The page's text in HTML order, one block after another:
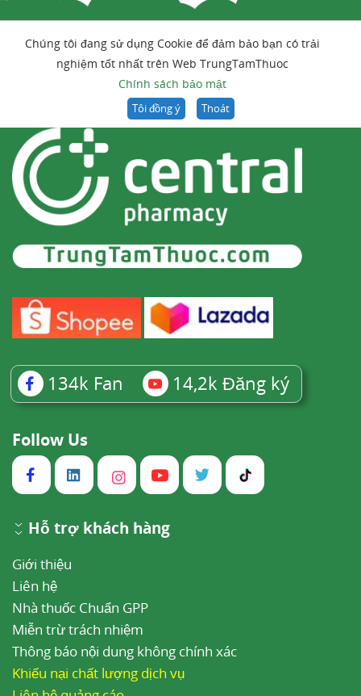
Chúng tôi đang sử dụng Cookie để đảm bảo bạn có trải
nghiệm tốt nhất trên Web TrungTamThuoc
Chính sách bảo mật
Tôi đồng ý Thoát
134k Fan 14,2k Đăng ký
Follow Us
Hỗ trợ khách hàng
Giới thiệu
Liên hệ
Nhà thuốc Chuẩn GPP
Miễn trừ trách nhiệm
Thông báo nội dung không chính xác
Khiếu nại chất lượng dịch vụ